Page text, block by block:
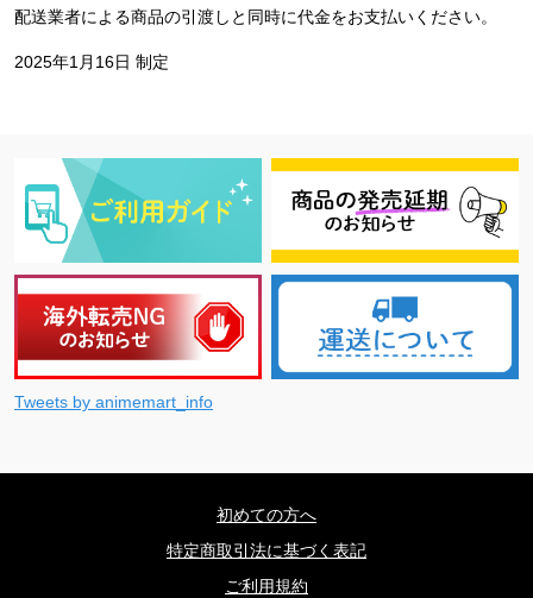
配送業者による商品の引渡しと同時に代金をお支払いください。
2025年1月16日 制定
Tweets by animemart_info
初めての方へ
特定商取引法に基づく表記
ご利用規約